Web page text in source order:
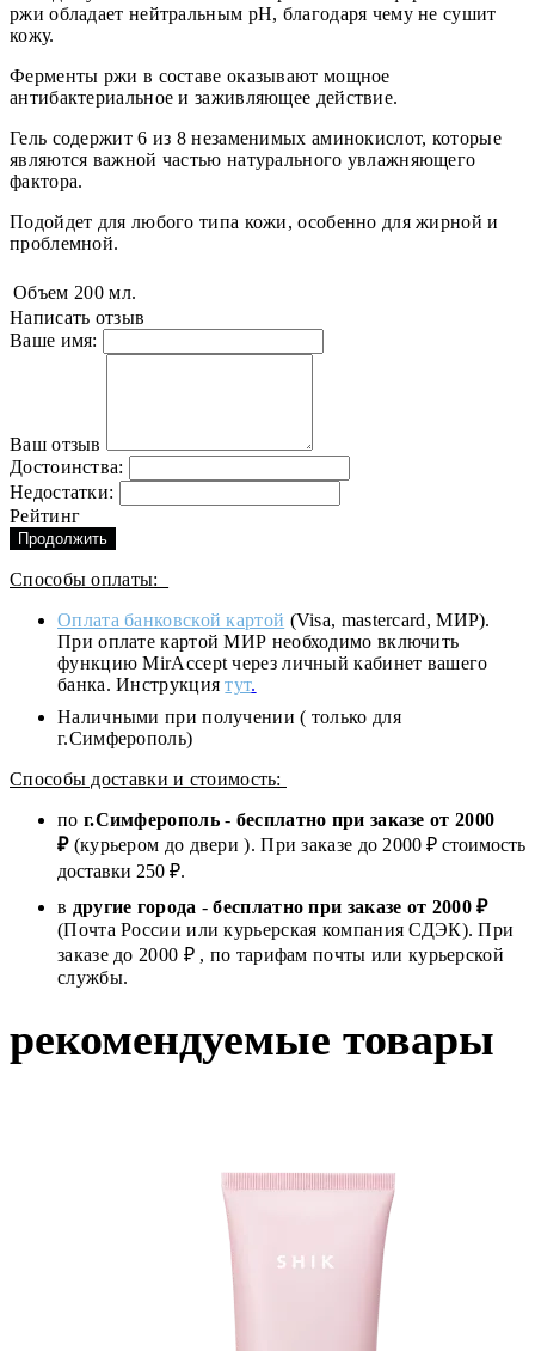
ржи обладает нейтральным pH, благодаря чему не сушит
кожу.
Ферменты ржи в составе оказывают мощное
антибактериальное и заживляющее действие.
Гель содержит 6 из 8 незаменимых аминокислот, которые
являются важной частью натурального увлажняющего
фактора.
Подойдет для любого типа кожи, особенно для жирной и
проблемной.
Объем 200 мл.
Написать отзыв
Ваше имя:
Ваш отзыв
Достоинства:
Недостатки:
Рейтинг
Продолжить
Способы оплаты:
Оплата банковской картой (Visa, mastercard, МИР).
При оплате картой МИР необходимо включить
функцию MirAccept через личный кабинет вашего
банка. Инструкциятут.
Наличными при получении ( только для
г.Симферополь)
Способы доставки и стоимость:
по г.Симферополь- бесплатно при заказе от 2000
₽(курьером до двери ). При заказе до 2000 ₽ стоимость
доставки 250 ₽.
в другие города -бесплатно при заказе от 2000 ₽
(Почта России или курьерская компания СДЭК). При
заказе до 2000 ₽ , по тарифам почты или курьерской
службы.
рекомендуемые товары